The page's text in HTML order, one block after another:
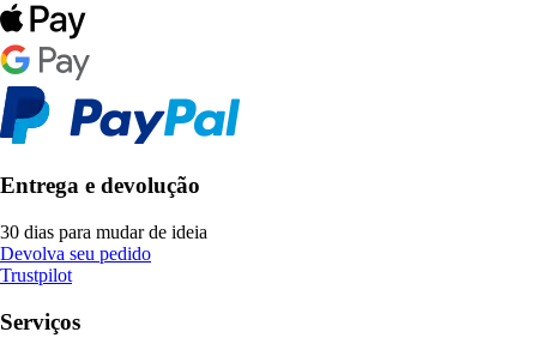
Entrega e devolução
30 dias para mudar de ideia
Devolva seu pedido
Trustpilot
Serviços